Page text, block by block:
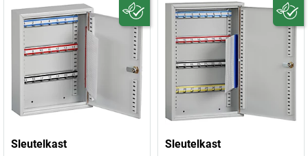
Sleutelkast Sleutelkast